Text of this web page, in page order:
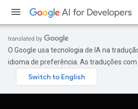
O Google usa tecnologia de IA na
idioma de preferência. As traduções com